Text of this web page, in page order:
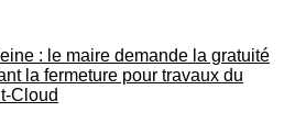
: le maire demande la gratuité
la fermeture pour travaux du
Cloud